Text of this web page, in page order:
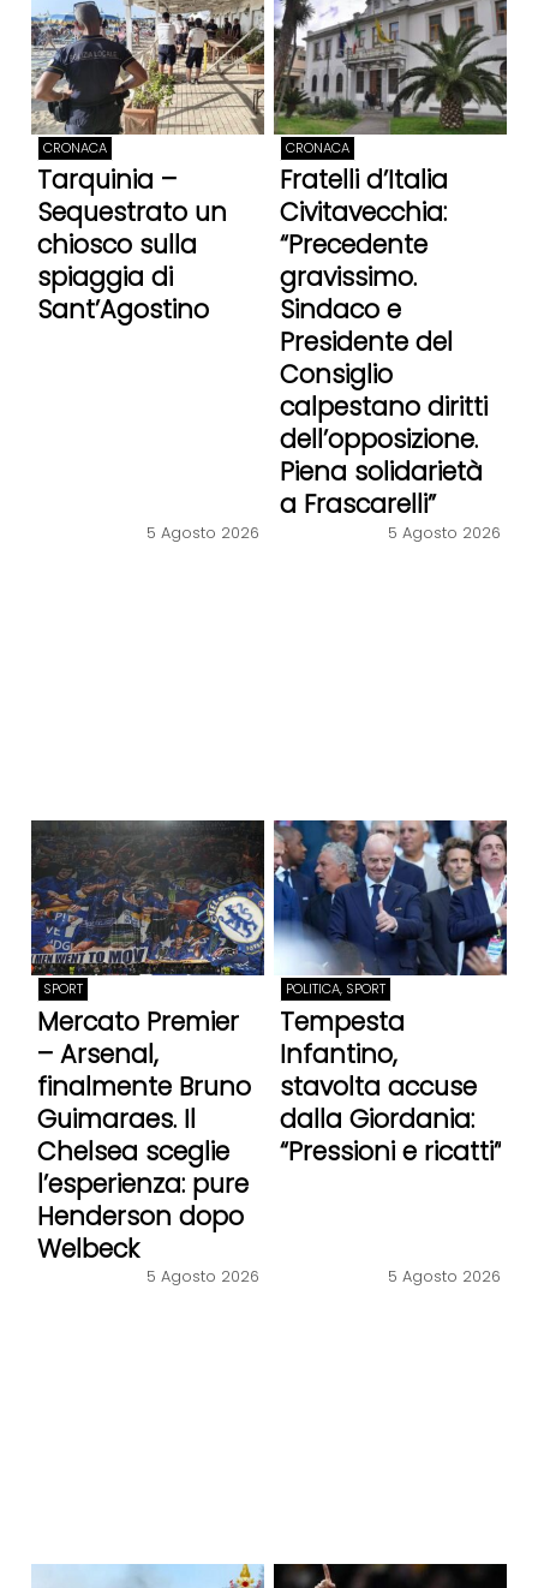
CRONACA
Tarquinia –
Sequestrato un
chiosco sulla
spiaggia di
Sant’Agostino
5 Agosto 2026
CRONACA
Fratelli d’Italia
Civitavecchia:
“Precedente
gravissimo.
Sindaco e
Presidente del
Consiglio
calpestano diritti
dell’opposizione.
Piena solidarietà
a Frascarelli”
5 Agosto 2026
SPORT
Mercato Premier
– Arsenal,
finalmente Bruno
Guimaraes. Il
Chelsea sceglie
l’esperienza: pure
Henderson dopo
Welbeck
5 Agosto 2026
POLITICA, SPORT
Tempesta
Infantino,
stavolta accuse
dalla Giordania:
“Pressioni e ricatti”
5 Agosto 2026